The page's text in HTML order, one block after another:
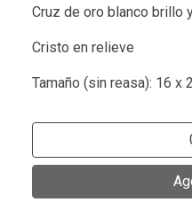
Cruz de oro blanco brillo
Cristo en relieve
Tamaño (sin reasa): 16 x